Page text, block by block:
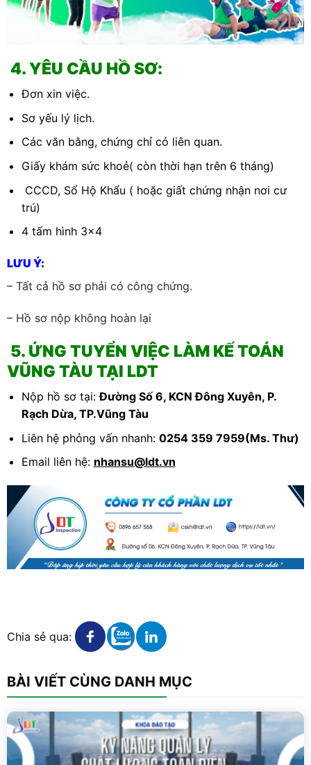
4. YÊU CẦU HỒ SƠ:
Đơn xin việc.
Sơ yếu lý lịch.
Các văn bằng, chứng chỉ có liên quan.
Giấy khám sức khoẻ( còn thời hạn trên 6 tháng)
CCCD, Sổ Hộ Khẩu ( hoặc giất chứng nhận nơi cư
trú)
4 tấm hình 3×4
LƯU Ý:
– Tất cả hồ sơ phải có công chứng.
– Hồ sơ nộp không hoàn lại
5. ỨNG TUYỂN VIỆC LÀM KẾ TOÁN
VŨNG TÀU TẠI LDT
Nộp hồ sơ tại:Đường Số 6, KCN Đông Xuyên, P.
Rạch Dừa, TP.Vũng Tàu
Liên hệ phỏng vấn nhanh: 0254 359 7959(Ms. Thư)
Email liên hệ: nhansu@ldt.vn
Chia sẻ qua: Xem chi tiết
Xem chi tiếtXem chi tiết
BÀI VIẾT CÙNG DANH MỤC